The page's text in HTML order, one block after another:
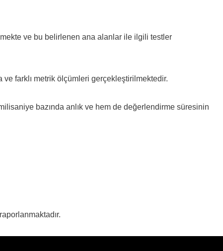
ve bu belirlenen ana alanlar ile ilgili testler
ve farklı metrik ölçümleri gerçekleştirilmektedir.
bazında anlık ve hem de değerlendirme süresinin